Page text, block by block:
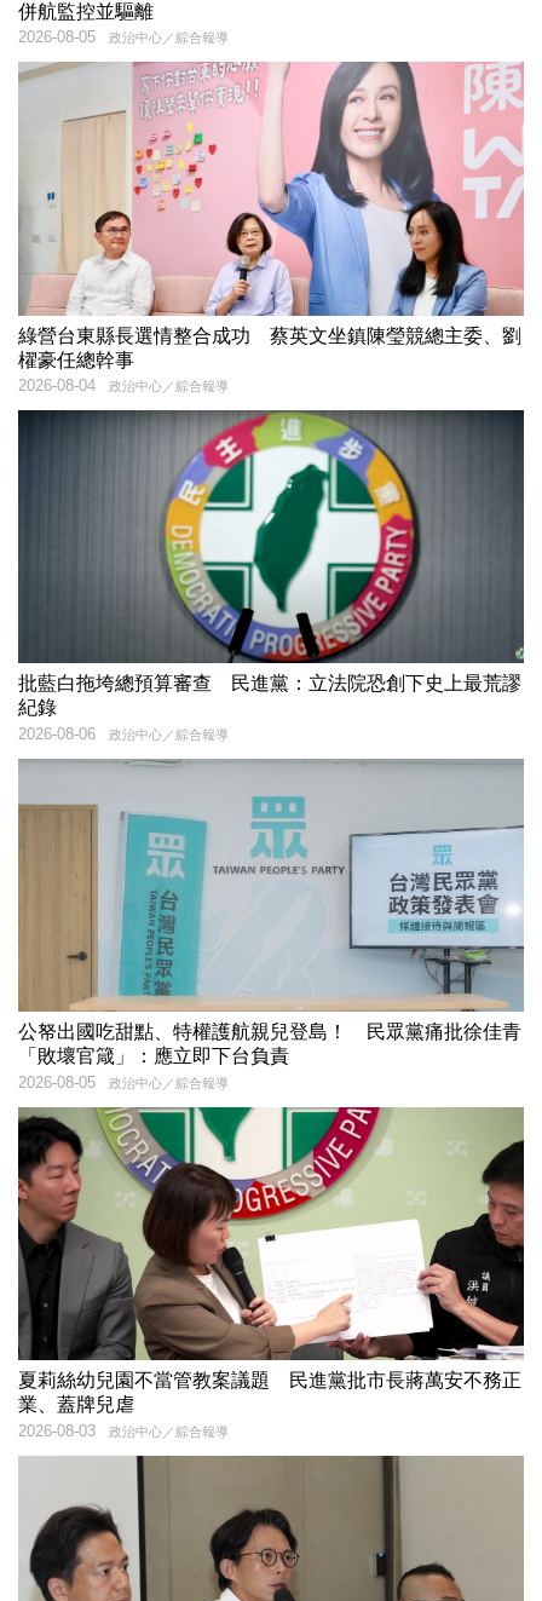
併航監控並驅離
政治中心／綜合報導
2026-08-05
綠營台東縣長選情整合成功 蔡英文坐鎮陳瑩競總主委、劉
櫂豪任總幹事
政治中心／綜合報導
2026-08-04
批藍白拖垮總預算審查 民進黨：立法院恐創下史上最荒謬
紀錄
政治中心／綜合報導
2026-08-06
公帑出國吃甜點、特權護航親兒登島！ 民眾黨痛批徐佳青
「敗壞官箴」：應立即下台負責
政治中心／綜合報導
2026-08-05
夏莉絲幼兒園不當管教案議題 民進黨批市長蔣萬安不務正
業、蓋牌兒虐
政治中心／綜合報導
2026-08-03